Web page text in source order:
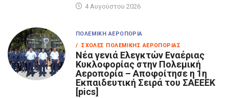
4 Αυγούστου 2026
ΠΟΛΕΜΙΚΉ ΑΕΡΟΠΟΡΊΑ
/ ΣΧΟΛΈΣ ΠΟΛΕΜΙΚΉΣ ΑΕΡΟΠΟΡΊΑΣ
Νέα γενιά Ελεγκτών Εναέριας
Κυκλοφορίας στην Πολεμική
Αεροπορία – Αποφοίτησε η 1η
Εκπαιδευτική Σειρά του ΣΑΕΕΕΚ
[pics]